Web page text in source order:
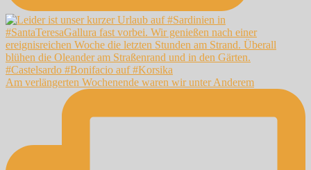
Am verlängerten Wochenende waren wir unter Anderem